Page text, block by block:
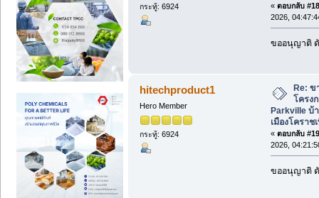
กระทู้: 6924 « ตอบกลับ
2026,
ขออนุญาติ
hitechproduct1
Hero Member
กระทู้: 6924
Re: ข
โครง
Parkville บ้
เมืองโคราช
« ตอบกลับ
2026,
ขออนุญาติ